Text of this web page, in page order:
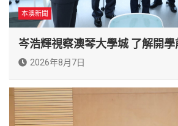
本澳新聞
岑浩輝視察澳琴大學城 了解開
2026年8月7日